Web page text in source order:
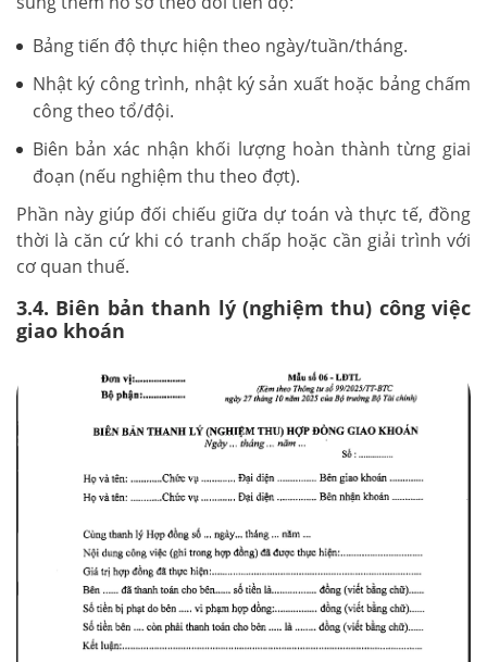
Bảng tiến độ thực hiện theo ngày/tuần/tháng.
Nhật ký công trình, nhật ký sản xuất hoặc bảng chấm
công theo tổ/đội.
Biên bản xác nhận khối lượng hoàn thành từng giai
đoạn (nếu nghiệm thu theo đợt).
Phần này giúp đối chiếu giữa dự toán và thực tế, đồng
thời là căn cứ khi có tranh chấp hoặc cần giải trình với
cơ quan thuế.
3.4. Biên bản thanh lý (nghiệm thu) công việc
giao khoán